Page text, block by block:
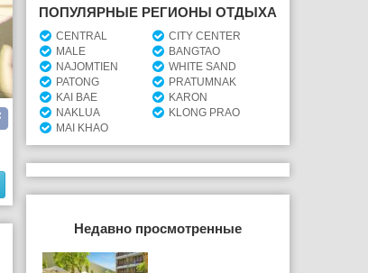
ПОПУЛЯРНЫЕ РЕГИОНЫ ОТДЫХА
CENTRAL
CITY CENTER
MALE
BANGTAO
NAJOMTIEN
WHITE SAND
PATONG
PRATUMNAK
KAI BAE
KARON
NAKLUA
KLONG PRAO
MAI KHAO
Недавно просмотренные